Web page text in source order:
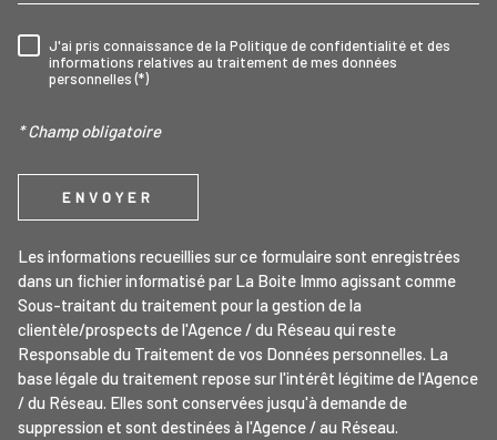
RÈGLEMENTATION
J'ai pris connaissance de la Politique de confidentialité et des
informations relatives au traitement de mes données
personnelles (*)
* Champ obligatoire
ENVOYER
Les informations recueillies sur ce formulaire sont enregistrées
dans un fichier informatisé par La Boite Immo agissant comme
Sous-traitant du traitement pour la gestion de la
clientèle/prospects de l'Agence / du Réseau qui reste
Responsable du Traitement de vos Données personnelles. La
base légale du traitement repose sur l'intérêt légitime de l'Agence
/ du Réseau. Elles sont conservées jusqu'à demande de
suppression et sont destinées à l'Agence / au Réseau.